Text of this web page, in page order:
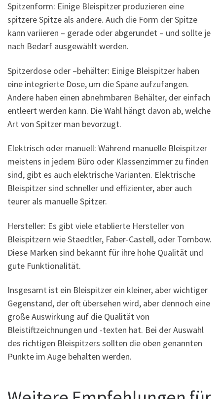
Spitzenform: Einige Bleispitzer produzieren eine
spitzere Spitze als andere. Auch die Form der Spitze
kann variieren – gerade oder abgerundet – und sollte je
nach Bedarf ausgewählt werden.
Spitzerdose oder –behälter: Einige Bleispitzer haben
eine integrierte Dose, um die Späne aufzufangen.
Andere haben einen abnehmbaren Behälter, der einfach
entleert werden kann. Die Wahl hängt davon ab, welche
Art von Spitzer man bevorzugt.
Elektrisch oder manuell: Während manuelle Bleispitzer
meistens in jedem Büro oder Klassenzimmer zu finden
sind, gibt es auch elektrische Varianten. Elektrische
Bleispitzer sind schneller und effizienter, aber auch
teurer als manuelle Spitzer.
Hersteller: Es gibt viele etablierte Hersteller von
Bleispitzern wie Staedtler, Faber-Castell, oder Tombow.
Diese Marken sind bekannt für ihre hohe Qualität und
gute Funktionalität.
Insgesamt ist ein Bleispitzer ein kleiner, aber wichtiger
Gegenstand, der oft übersehen wird, aber dennoch eine
große Auswirkung auf die Qualität von
Bleistiftzeichnungen und -texten hat. Bei der Auswahl
des richtigen Bleispitzers sollten die oben genannten
Punkte im Auge behalten werden.